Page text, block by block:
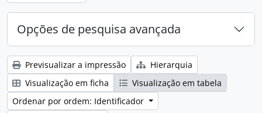
Opções de pesquisa avançada
Previsualizar a impressão
Hierarquia
Visualização em ficha
Visualização em tabela
Ordenar por ordem: Identificador